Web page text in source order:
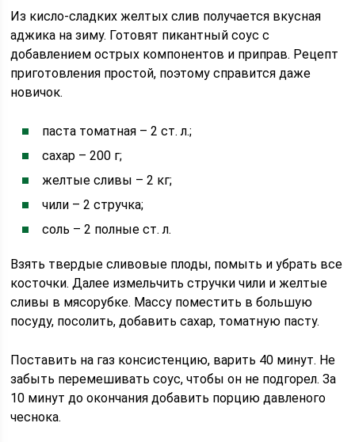
Из кисло-сладких желтых слив получается вкусная
аджика на зиму. Готовят пикантный соус с
добавлением острых компонентов и приправ. Рецепт
приготовления простой, поэтому справится даже
новичок.
паста томатная – 2 ст. л.;
сахар – 200 г;
желтые сливы – 2 кг;
чили – 2 стручка;
соль – 2 полные ст. л.
Взять твердые сливовые плоды, помыть и убрать все
косточки. Далее измельчить стручки чили и желтые
сливы в мясорубке. Массу поместить в большую
посуду, посолить, добавить сахар, томатную пасту.
Поставить на газ консистенцию, варить 40 минут. Не
забыть перемешивать соус, чтобы он не подгорел. За
10 минут до окончания добавить порцию давленого
чеснока.